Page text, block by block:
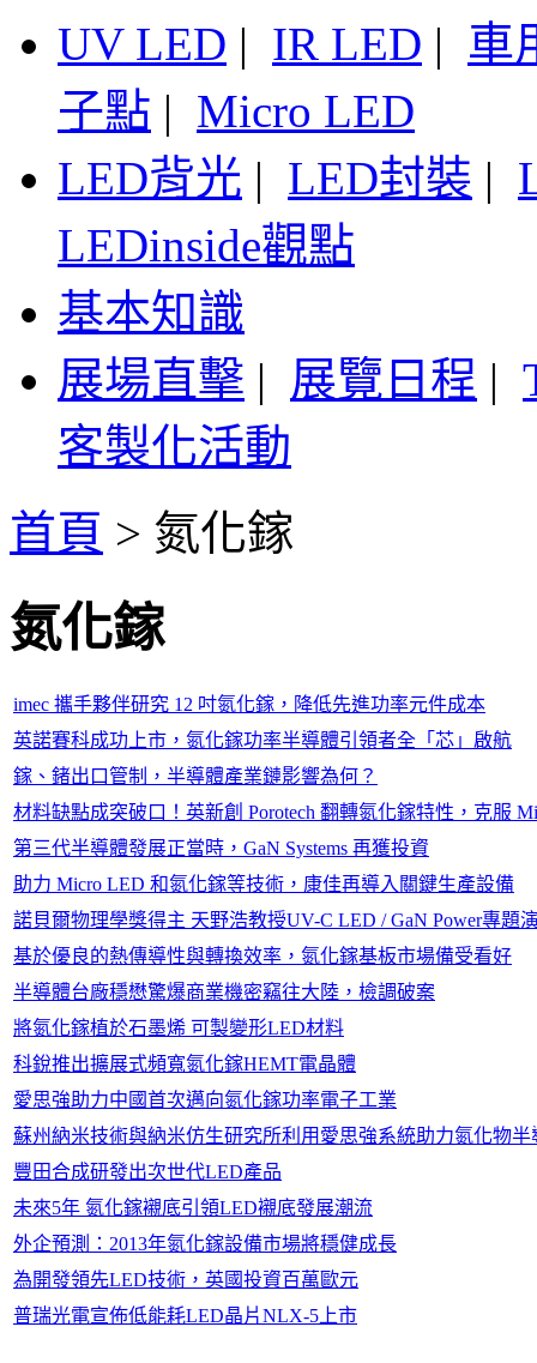
UV LED | IR LED | 車
子點 | Micro LED
LED背光 | LED封裝 |
LEDinside觀點
基本知識
展場直擊 | 展覽日程 |
客製化活動
首頁 > 氮化鎵
氮化鎵
imec 攜手夥伴研究 12 吋氮化鎵，降低先進功率元件成本
英諾賽科成功上市，氮化鎵功率半導體引領者全「芯」啟航
鎵、鍺出口管制，半導體產業鏈影響為何？
材料缺點成突破口！英新創 Porotech 翻轉氮化鎵特性，克服
第三代半導體發展正當時，GaN Systems 再獲投資
助力 Micro LED 和氮化鎵等技術，康佳再導入關鍵生產設備
諾貝爾物理學獎得主 天野浩教授UV-C LED / GaN Power專題
基於優良的熱傳導性與轉換效率，氮化鎵基板市場備受看好
半導體台廠穩懋驚爆商業機密竊往大陸，檢調破案
將氮化鎵植於石墨烯 可製變形LED材料
科銳推出擴展式頻寬氮化鎵HEMT電晶體
愛思強助力中國首次邁向氮化鎵功率電子工業
蘇州納米技術與納米仿生研究所利用愛思強系統助力氮化物半
豐田合成研發出次世代LED產品
未來5年 氮化鎵襯底引領LED襯底發展潮流
外企預測：2013年氮化鎵設備市場將穩健成長
為開發領先LED技術，英國投資百萬歐元
普瑞光電宣佈低能耗LED晶片NLX-5上市